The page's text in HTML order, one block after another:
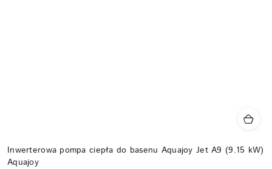
Inwerterowa pompa ciepła do basenu Aquajoy Jet A9 (9.15 kW)
Aquajoy